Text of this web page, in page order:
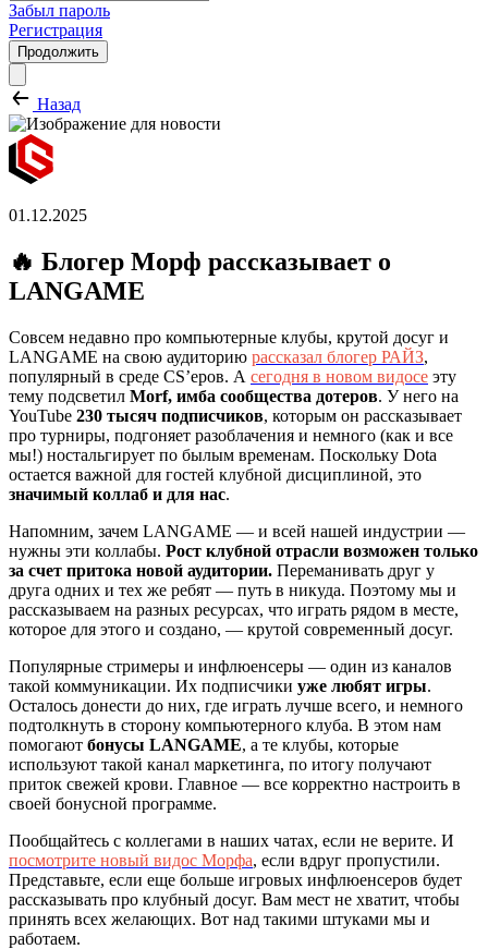
Забыл пароль
Регистрация
Продолжить
Назад
01.12.2025
🔥 Блогер Морф рассказывает о
LANGAME
Cовсем недавно про компьютерные клубы, крутой досуг и
LANGAME на свою аудиторию рассказал блогер РАЙЗ,
популярный в среде CS’еров. А сегодня в новом видосе эту
тему подсветил Morf, имба сообщества дотеров. У него на
YouTube 230 тысяч подписчиков, которым он рассказывает
про турниры, подгоняет разоблачения и немного (как и все
мы!) ностальгирует по былым временам. Поскольку Dota
остается важной для гостей клубной дисциплиной, это
значимый коллаб и для нас.
Напомним, зачем LANGAME — и всей нашей индустрии —
нужны эти коллабы. Рост клубной отрасли возможен только
за счет притока новой аудитории. Переманивать друг у
друга одних и тех же ребят — путь в никуда. Поэтому мы и
рассказываем на разных ресурсах, что играть рядом в месте,
которое для этого и создано, — крутой современный досуг.
Популярные стримеры и инфлюенсеры — один из каналов
такой коммуникации. Их подписчики уже любят игры.
Осталось донести до них, где играть лучше всего, и немного
подтолкнуть в сторону компьютерного клуба. В этом нам
помогают бонусы LANGAME, а те клубы, которые
используют такой канал маркетинга, по итогу получают
приток свежей крови. Главное — все корректно настроить в
своей бонусной программе.
Пообщайтесь с коллегами в наших чатах, если не верите. И
посмотрите новый видос Морфа, если вдруг пропустили.
Представьте, если еще больше игровых инфлюенсеров будет
рассказывать про клубный досуг. Вам мест не хватит, чтобы
принять всех желающих. Вот над такими штуками мы и
работаем.